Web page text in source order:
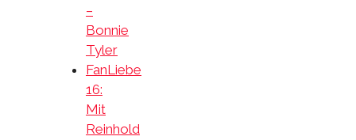
–
Bonnie
Tyler
FanLiebe
16:
Mit
Reinhold